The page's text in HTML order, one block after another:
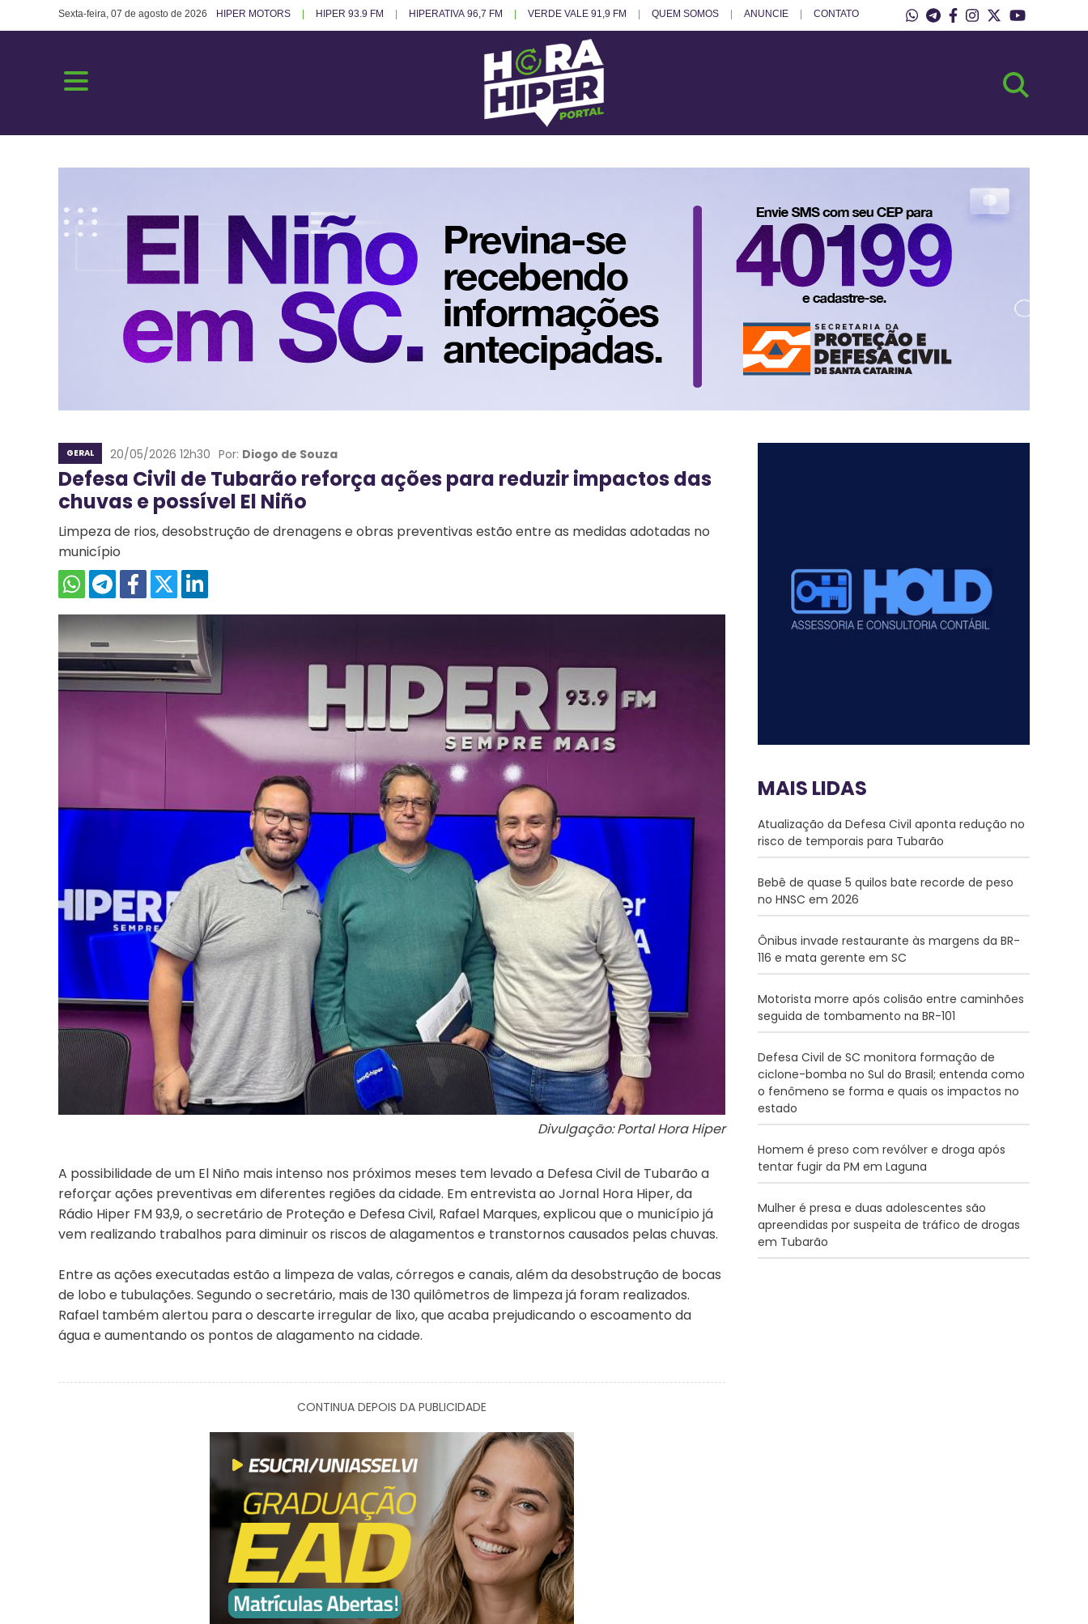
Sexta-feira, 07 de agosto de 2026 HIPER MOTORS HIPER 93.9 FM HIPERATIVA 96,7 FM VERDE VALE 91,9 FM QUEM SOMOS ANUNCIE CONTATO
GERAL 20/05/2026 12h30 Por: Diogo de Souza
Defesa Civil de Tubarão reforça ações para reduzir impactos das
chuvas e possível El Niño
Limpeza de rios, desobstrução de drenagens e obras preventivas estão entre as medidas adotadas no
município
Divulgação: Portal Hora Hiper
A possibilidade de um El Niño mais intenso nos próximos meses tem levado a Defesa Civil de Tubarão a
reforçar ações preventivas em diferentes regiões da cidade. Em entrevista ao Jornal Hora Hiper, da
Rádio Hiper FM 93,9, o secretário de Proteção e Defesa Civil, Rafael Marques, explicou que o município já
vem realizando trabalhos para diminuir os riscos de alagamentos e transtornos causados pelas chuvas.
Entre as ações executadas estão a limpeza de valas, córregos e canais, além da desobstrução de bocas
de lobo e tubulações. Segundo o secretário, mais de 130 quilômetros de limpeza já foram realizados.
Rafael também alertou para o descarte irregular de lixo, que acaba prejudicando o escoamento da
água e aumentando os pontos de alagamento na cidade.
CONTINUA DEPOIS DA PUBLICIDADE
MAIS LIDAS
Atualização da Defesa Civil aponta redução no
risco de temporais para Tubarão
Bebê de quase 5 quilos bate recorde de peso
no HNSC em 2026
Ônibus invade restaurante às margens da BR-
116 e mata gerente em SC
Motorista morre após colisão entre caminhões
seguida de tombamento na BR-101
Defesa Civil de SC monitora formação de
ciclone-bomba no Sul do Brasil; entenda como
o fenômeno se forma e quais os impactos no
estado
Homem é preso com revólver e droga após
tentar fugir da PM em Laguna
Mulher é presa e duas adolescentes são
apreendidas por suspeita de tráfico de drogas
em Tubarão